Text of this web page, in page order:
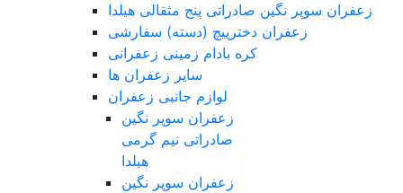
زعفران سوپر نگین صادراتی پنج مثقالی هیلدا
زعفران دخترپیچ (دسته) سفارشی
کره بادام زمینی زعفرانی
سایر زعفران ها
لوازم جانبی زعفران
زعفران سوپر نگین
صادراتی نیم گرمی
هیلدا
زعفران سوپر نگین